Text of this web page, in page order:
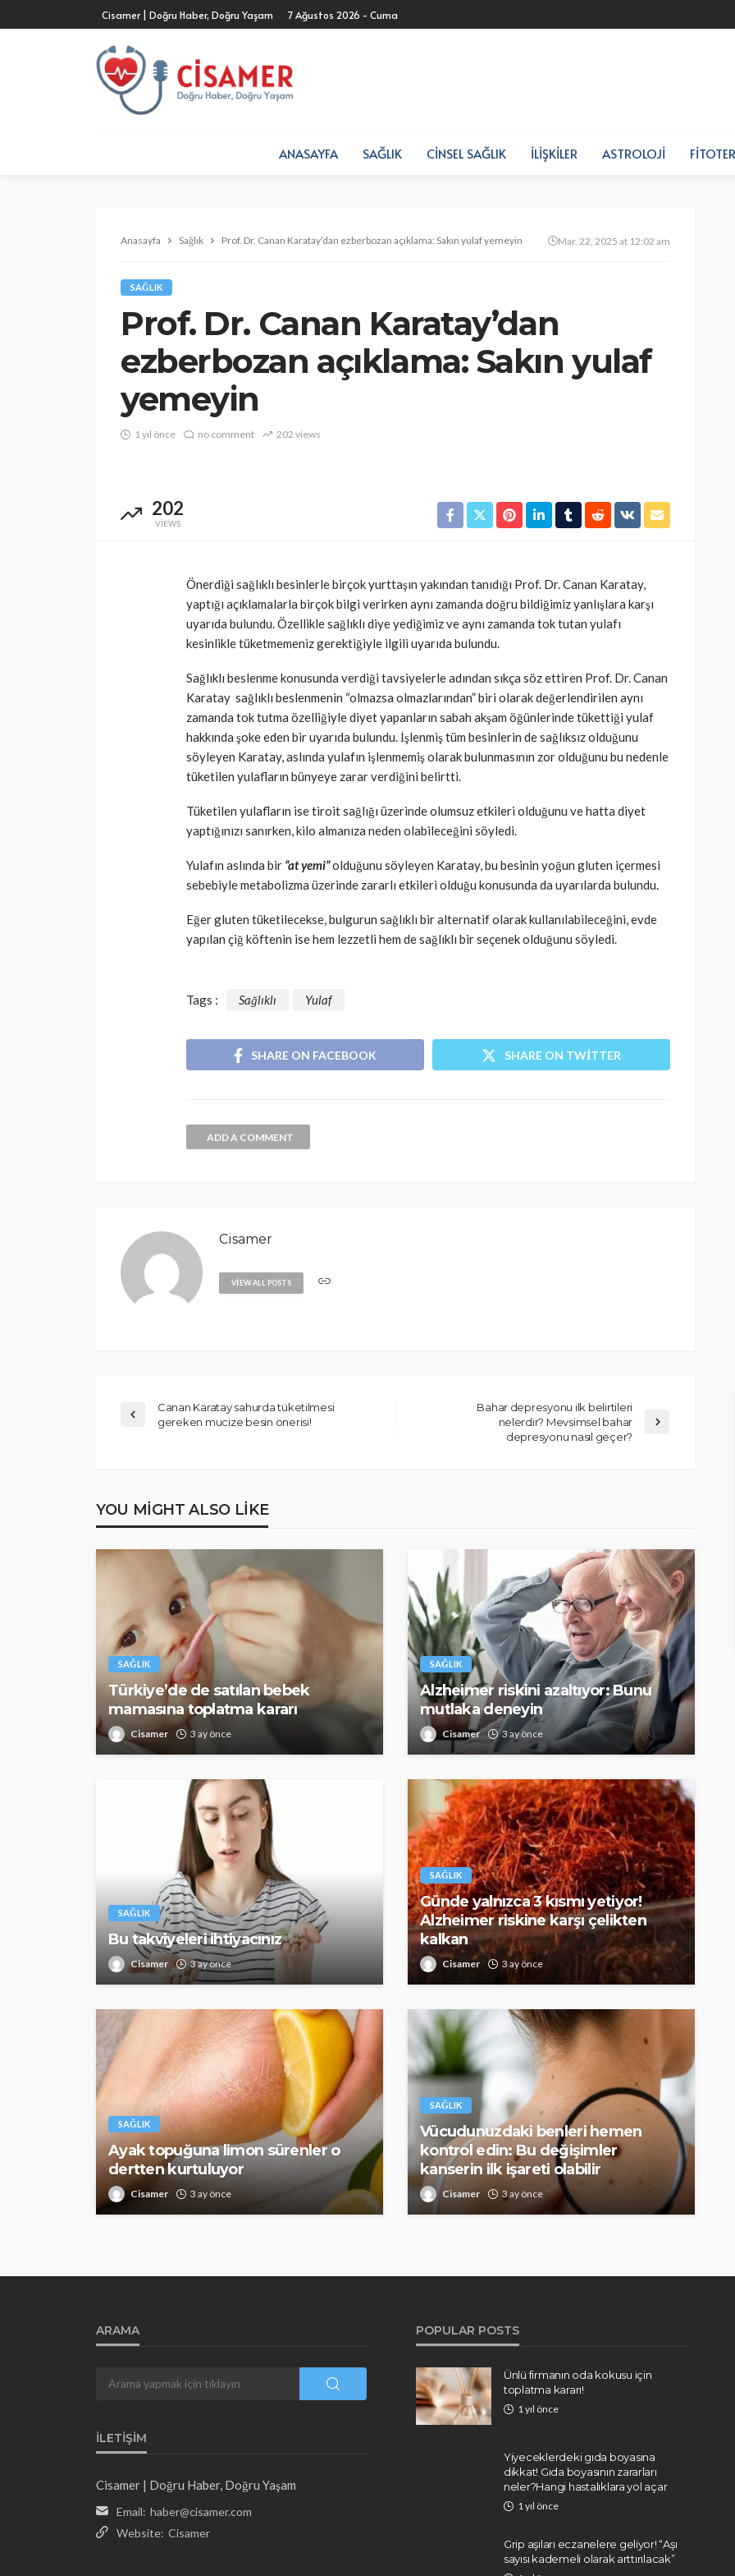
Cisamer | Doğru Haber, Doğru Yaşam 7 Ağustos 2026 - Cuma
ANASAYFA SAĞLIK CINSEL SAĞLIK İLIŞKILER ASTROLOJI
Anasayfa Sağlık Prof. Dr. Canan Karatay’dan ezberbozan açıklama: Sakın yulaf yemeyin Mar. 22, 2025 at 12:02 am
SAĞLIK
Prof. Dr. Canan Karatay’dan
ezberbozan açıklama: Sakın yulaf
yemeyin
1 yıl önce no comment 202 views
202
VIEWS
Önerdiği sağlıklı besinlerle birçok yurttaşın yakından tanıdığı Prof. Dr. Canan Karatay,
yaptığı açıklamalarla birçok bilgi verirken aynı zamanda doğru bildiğimiz yanlışlara karşı
uyarıda bulundu. Özellikle sağlıklı diye yediğimiz ve aynı zamanda tok tutan yulafı
kesinlikle tüketmemeniz gerektiğiyle ilgili uyarıda bulundu.
Sağlıklı beslenme konusunda verdiği tavsiyelerle adından sıkça söz ettiren Prof. Dr. Canan
Karatay sağlıklı beslenmenin “olmazsa olmazlarından” biri olarak değerlendirilen aynı
zamanda tok tutma özelliğiyle diyet yapanların sabah akşam öğünlerinde tükettiği yulaf
hakkında şoke eden bir uyarıda bulundu. İşlenmiş tüm besinlerin de sağlıksız olduğunu
söyleyen Karatay, aslında yulafın işlenmemiş olarak bulunmasının zor olduğunu bu nedenle
tüketilen yulafların bünyeye zarar verdiğini belirtti.
Tüketilen yulafların ise tiroit sağlığı üzerinde olumsuz etkileri olduğunu ve hatta diyet
yaptığınızı sanırken, kilo almanıza neden olabileceğini söyledi.
Yulafın aslında bir “at yemi”olduğunu söyleyen Karatay, bu besinin yoğun gluten içermesi
sebebiyle metabolizma üzerinde zararlı etkileri olduğu konusunda da uyarılarda bulundu.
Eğer gluten tüketilecekse, bulgurun sağlıklı bir alternatif olarak kullanılabileceğini, evde
yapılan çiğ köftenin ise hem lezzetli hem de sağlıklı bir seçenek olduğunu söyledi.
Tags : Sağlıklı Yulaf
SHARE ON FACEBOOK SHARE ON TWITTER
ADD A COMMENT
Cisamer
VIEW ALL POSTS
Canan Karatay sahurda tüketilmesi
gereken mucize besin önerisi!
Bahar depresyonu ilk belirtileri
nelerdir? Mevsimsel bahar
depresyonu nasıl geçer?
YOU MIGHT ALSO LIKE
SAĞLIK
Türkiye’de de satılan bebek
mamasına toplatma kararı
Cisamer 3 ay önce
SAĞLIK
Alzheimer riskini azaltıyor: Bunu
mutlaka deneyin
Cisamer 3 ay önce
SAĞLIK
Bu takviyeleri ihtiyacınız
Cisamer 3 ay önce
SAĞLIK
Günde yalnızca 3 kısmı yetiyor!
Alzheimer riskine karşı çelikten
kalkan
Cisamer 3 ay önce
SAĞLIK
Ayak topuğuna limon sürenler o
dertten kurtuluyor
Cisamer 3 ay önce
SAĞLIK
Vücudunuzdaki benleri hemen
kontrol edin: Bu değişimler
kanserin ilk işareti olabilir
Cisamer 3 ay önce
SAĞLIK
Günde yalnızca 3 kısmı
karşı çelikten kalkan
Cisamer 3 ay önce 394
SAĞLIK
mamasına toplatma kararı
Cisamer 3 ay önce
ARAMA
İLETIŞIM
Cisamer | Doğru Haber, Doğru Yaşam
Email: haber@cisamer.com
Website: Cisamer
POPULAR POSTS
Ünlü firmanın oda kokusu için
toplatma kararı!
1 yıl önce
Yiyeceklerdeki gıda boyasına
dikkat! Gıda boyasının zararları
neler?Hangi hastalıklara yol açar
1 yıl önce
Grip aşıları eczanelere geliyor! “Aşı
sayısı kademeli olarak arttırılacak”